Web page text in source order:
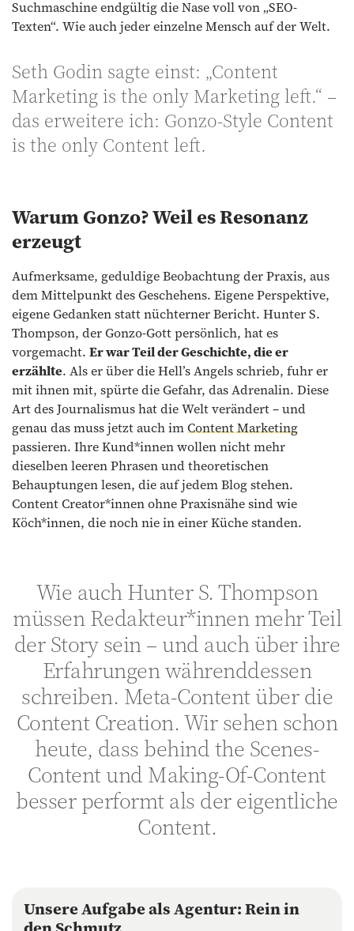
Suchmaschine endgültig die Nase voll von „SEO-
Texten“. Wie auch jeder einzelne Mensch auf der Welt.
Seth Godin sagte einst: „Content
Marketing is the only Marketing left.“ –
das erweitere ich: Gonzo-Style Content
is the only Content left.
Warum Gonzo? Weil es Resonanz
erzeugt
Aufmerksame, geduldige Beobachtung der Praxis, aus
dem Mittelpunkt des Geschehens. Eigene Perspektive,
eigene Gedanken statt nüchterner Bericht. Hunter S.
Thompson, der Gonzo-Gott persönlich, hat es
vorgemacht. Er war Teil der Geschichte, die er
erzählte. Als er über die Hell’s Angels schrieb, fuhr er
mit ihnen mit, spürte die Gefahr, das Adrenalin. Diese
Art des Journalismus hat die Welt verändert – und
genau das muss jetzt auch imContent Marketing
passieren. Ihre Kund*innen wollen nicht mehr
dieselben leeren Phrasen und theoretischen
Behauptungen lesen, die auf jedem Blog stehen.
Content Creator*innen ohne Praxisnähe sind wie
Köch*innen, die noch nie in einer Küche standen.
Wie auch Hunter S. Thompson
müssen Redakteur*innen mehr Teil
der Story sein – und auch über ihre
Erfahrungen währenddessen
schreiben. Meta-Content über die
Content Creation. Wir sehen schon
heute, dass behind the Scenes-
Content und Making-Of-Content
besser performt als der eigentliche
Content.
Unsere Aufgabe als Agentur: Rein in